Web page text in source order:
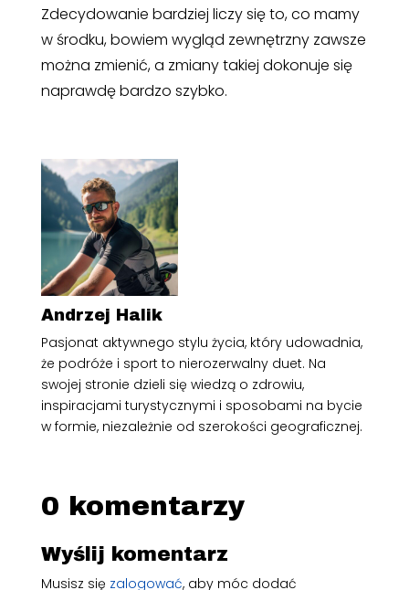
Zdecydowanie bardziej liczy się to, co mamy
w środku, bowiem wygląd zewnętrzny zawsze
można zmienić, a zmiany takiej dokonuje się
naprawdę bardzo szybko.
Andrzej Halik
Pasjonat aktywnego stylu życia, który udowadnia,
że podróże i sport to nierozerwalny duet. Na
swojej stronie dzieli się wiedzą o zdrowiu,
inspiracjami turystycznymi i sposobami na bycie
w formie, niezależnie od szerokości geograficznej.
0 komentarzy
Wyślij komentarz
Musisz się zalogować, aby móc dodać